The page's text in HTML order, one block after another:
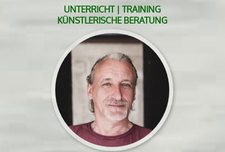
UNTERRICHT | TRAINING
KÜNSTLERISCHE BERATUNG